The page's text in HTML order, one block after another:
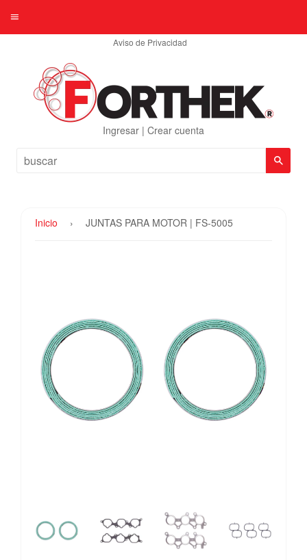
Aviso de Privacidad
Ingresar | Crear cuenta
Inicio › JUNTAS PARA MOTOR | FS-5005